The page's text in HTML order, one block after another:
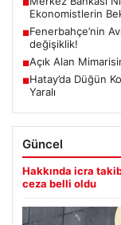
■
Ekonomistlerin
■Fenerbahçe’nin
değişiklik!
■Açık Alan
■Hatay’da Düğün
Yaralı
Güncel
Hakkında icra
ceza belli oldu